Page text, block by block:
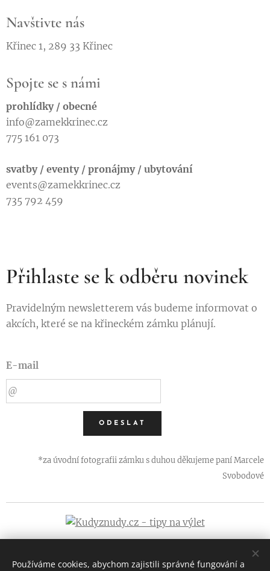
Navštivte nás
Křinec 1, 289 33 Křinec
Spojte se s námi
prohlídky / obecné
info@zamekkrinec.cz
775 161 073
svatby / eventy / pronájmy / ubytování
events@zamekkrinec.cz
735 792 459
Přihlaste se k odběru novinek
Pravidelným newsletterem vás budeme informovat o
akcích, které se na křineckém zámku plánují.
E-mail
ODESLAT
*za úvodní fotografii zámku s duhou děkujeme paní Marcele
Svobodové
Používáme cookies, abychom zajistili správné fungování a